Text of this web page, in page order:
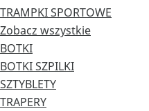
TRAMPKI SPORTOWE
Zobacz wszystkie
BOTKI
BOTKI SZPILKI
SZTYBLETY
TRAPERY